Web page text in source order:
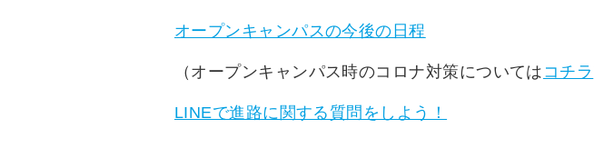
オープンキャンパスの今後の日程
（オープンキャンパス時のコロナ対策については コチラ
LINEで進路に関する質問をしよう！